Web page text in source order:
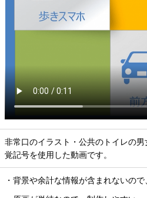
非常口のイラスト・公共のトイレの
覚記号を使用した動画です。
・背景や余計な情報が含まれないの